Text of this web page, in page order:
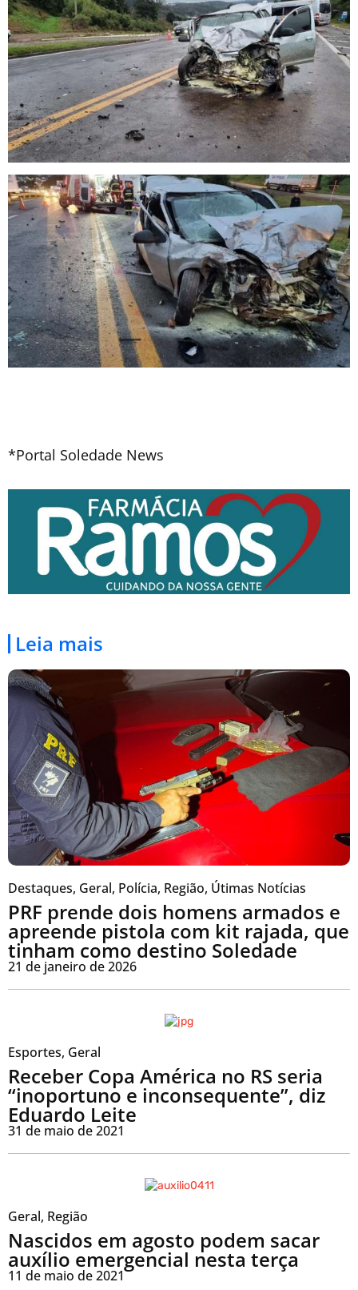
*Portal Soledade News
Leia mais
Destaques, Geral, Polícia, Região, Útimas Notícias
PRF prende dois homens armados e
apreende pistola com kit rajada, que
tinham como destino Soledade
21 de janeiro de 2026
Esportes, Geral
Receber Copa América no RS seria
“inoportuno e inconsequente”, diz
Eduardo Leite
31 de maio de 2021
Geral, Região
Nascidos em agosto podem sacar
auxílio emergencial nesta terça
11 de maio de 2021